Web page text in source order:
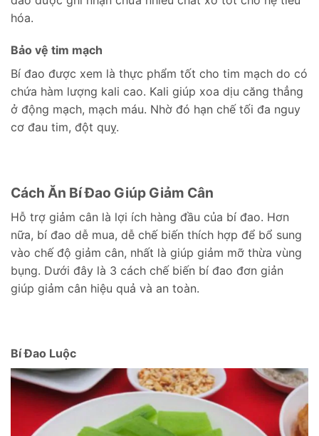
hóa.
Bảo vệ tim mạch
Bí đao được xem là thực phẩm tốt cho tim mạch do có
chứa hàm lượng kali cao. Kali giúp xoa dịu căng thẳng
ở động mạch, mạch máu. Nhờ đó hạn chế tối đa nguy
cơ đau tim, đột quỵ.
Cách Ăn Bí Đao Giúp Giảm Cân
Hỗ trợ giảm cân là lợi ích hàng đầu của bí đao. Hơn
nữa, bí đao dễ mua, dễ chế biến thích hợp để bổ sung
vào chế độ giảm cân, nhất là giúp giảm mỡ thừa vùng
bụng. Dưới đây là 3 cách chế biến bí đao đơn giản
giúp giảm cân hiệu quả và an toàn.
Bí Đao Luộc